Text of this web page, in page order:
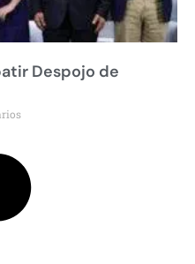
Despojo de